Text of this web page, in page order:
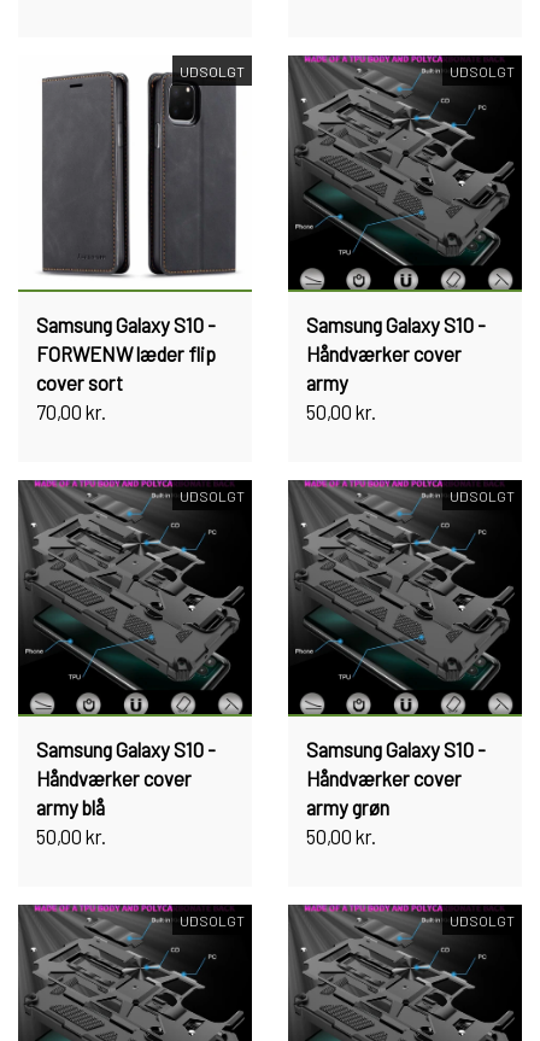
UDSOLGT
Samsung Galaxy S10 -
FORWENW læder flip
cover sort
70,00 kr.
UDSOLGT
Samsung Galaxy S10 -
Håndværker cover
army
50,00 kr.
UDSOLGT
Samsung Galaxy S10 -
Håndværker cover
army blå
50,00 kr.
UDSOLGT
Samsung Galaxy S10 -
Håndværker cover
army grøn
50,00 kr.
UDSOLGT UDSOLGT